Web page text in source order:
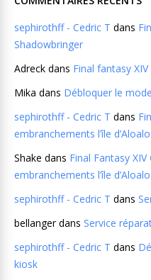
sephirothff - Cedric T dans
Shadowbringer
Adreck dans Final fantasy
Mika dans Débloquer le
sephirothff - Cedric T dans
embranchements l’île d’Aloalo
Shake dans Final Fantasy
embranchements l’île d’Aloalo
sephirothff - Cedric T dans
bellangerdans Service
sephirothff - Cedric T dans
kiosk